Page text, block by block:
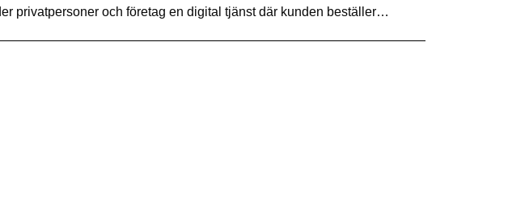
privatpersoner och företag en digital tjänst där kunden beställer…